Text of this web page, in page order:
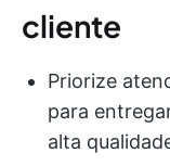
cliente
Priorize
para
alta